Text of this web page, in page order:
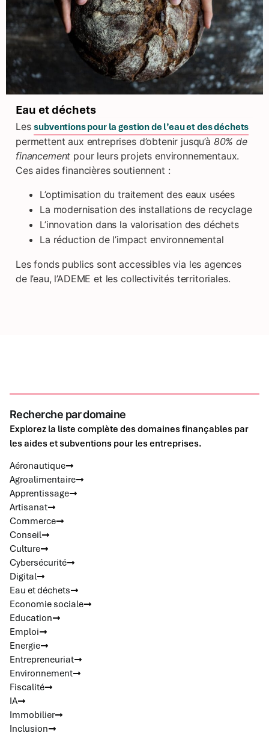
Eau et déchets
Lessubventions pour la gestion de l’eau et des déchets
permettent aux entreprises d’obtenir jusqu’à 80% de
financement pour leurs projets environnementaux.
Ces aides financières soutiennent :
L’optimisation du traitement des eaux usées
La modernisation des installations de recyclage
L’innovation dans la valorisation des déchets
La réduction de l’impact environnemental
Les fonds publics sont accessibles via les agences
de l’eau, l’ADEME et les collectivités territoriales.
Recherche par domaine
Explorez la liste complète des domaines finançables par
les aides et subventions pour les entreprises.
Aéronautique
Agroalimentaire
Apprentissage
Artisanat
Commerce
Conseil
Culture
Cybersécurité
Digital
Eau et déchets
Economie sociale
Education
Emploi
Energie
Entrepreneuriat
Environnement
Fiscalité
IA
Immobilier
Inclusion